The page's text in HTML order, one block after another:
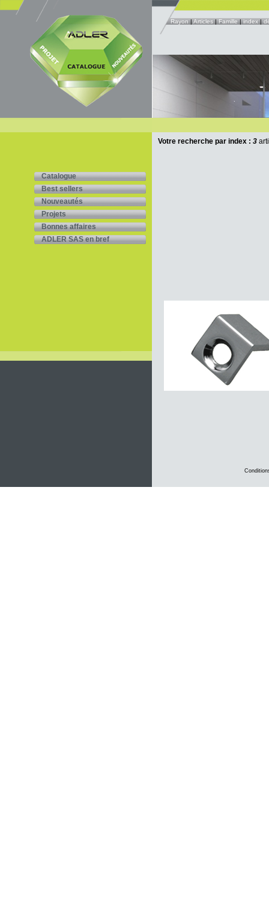
Rayon|Articles|Famille|index|
Catalogue
Best sellers
Nouveautés
Projets
Bonnes affaires
ADLER SAS en bref
Votre recherche par index : 3